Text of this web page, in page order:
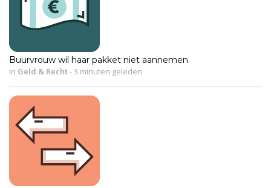
Buurvrouw wil haar pakket niet aannemen
in Geld & Recht-3 minuten geleden